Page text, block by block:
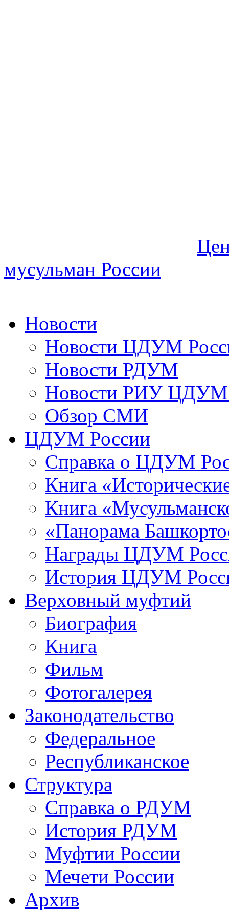
мусульман России
Новости
Новости ЦДУМ
Новости РДУМ
Новости РИУ ЦДУМ
Обзор СМИ
ЦДУМ России
Справка о ЦДУМ
Книга
Книга
«Панорама
Награды ЦДУМ
История ЦДУМ
Верховный муфтий
Биография
Книга
Фильм
Фотогалерея
Законодательство
Федеральное
Республиканское
Структура
Справка о РДУМ
История РДУМ
Муфтии России
Мечети России
Архив